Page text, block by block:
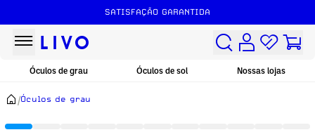
SATISFAÇÃO GARANTIDA
Óculos de grau Óculos de sol Nossas lojas
/Óculos de grau